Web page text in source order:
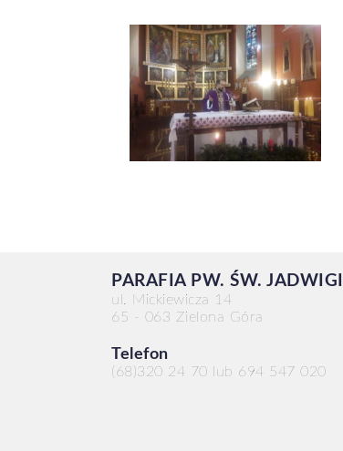
PARAFIA PW. ŚW.
ul. Mickiewicza 14
65 - 063 Zielona Góra
Telefon
(68)320 24 70 lub 694 547 020